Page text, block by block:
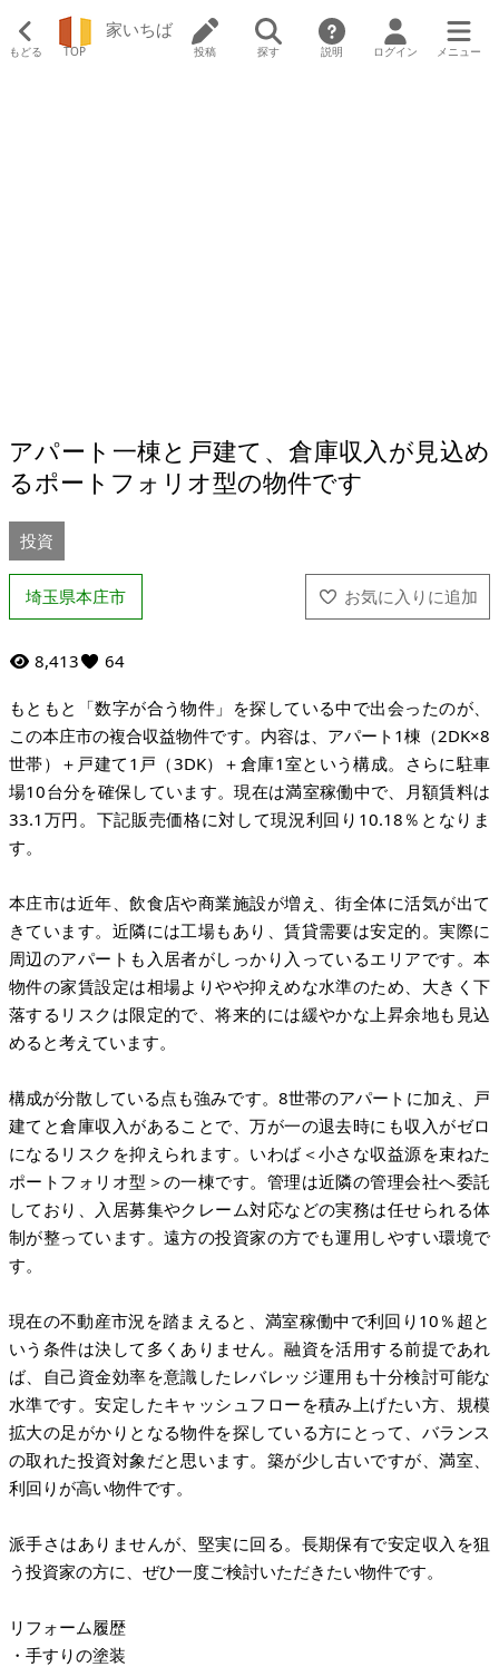
もどる TOP
家いちば
投稿 探す 説明 ログイン メニュー
アパート一棟と戸建て、倉庫収入が見込め
るポートフォリオ型の物件です
投資
埼玉県本庄市
8,413 64
もともと「数字が合う物件」を探している中で出会ったのが、
この本庄市の複合収益物件です。内容は、アパート1棟（2DK×8
世帯）＋戸建て1戸（3DK）＋倉庫1室という構成。さらに駐車
場10台分を確保しています。現在は満室稼働中で、月額賃料は
33.1万円。下記販売価格に対して現況利回り10.18％となりま
す。
本庄市は近年、飲食店や商業施設が増え、街全体に活気が出て
きています。近隣には工場もあり、賃貸需要は安定的。実際に
周辺のアパートも入居者がしっかり入っているエリアです。本
物件の家賃設定は相場よりやや抑えめな水準のため、大きく下
落するリスクは限定的で、将来的には緩やかな上昇余地も見込
めると考えています。
構成が分散している点も強みです。8世帯のアパートに加え、戸
建てと倉庫収入があることで、万が一の退去時にも収入がゼロ
になるリスクを抑えられます。いわば＜小さな収益源を束ねた
ポートフォリオ型＞の一棟です。管理は近隣の管理会社へ委託
しており、入居募集やクレーム対応などの実務は任せられる体
制が整っています。遠方の投資家の方でも運用しやすい環境で
す。
現在の不動産市況を踏まえると、満室稼働中で利回り10％超と
いう条件は決して多くありません。融資を活用する前提であれ
ば、自己資金効率を意識したレバレッジ運用も十分検討可能な
水準です。安定したキャッシュフローを積み上げたい方、規模
拡大の足がかりとなる物件を探している方にとって、バランス
の取れた投資対象だと思います。築が少し古いですが、満室、
利回りが高い物件です。
派手さはありませんが、堅実に回る。長期保有で安定収入を狙
う投資家の方に、ぜひ一度ご検討いただきたい物件です。
リフォーム履歴
・手すりの塗装